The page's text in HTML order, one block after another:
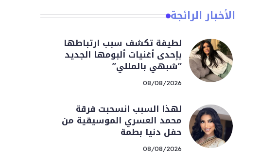
الأخبار الرائجة
لطيفة تكشف سبب ارتباطها
بإحدى أغنيات ألبومها الجديد
“شبهي بالمللي”
08/08/2026
لهذا السبب انسحبت فرقة
محمد العسري الموسيقية من
حفل دنيا بطمة
08/08/2026